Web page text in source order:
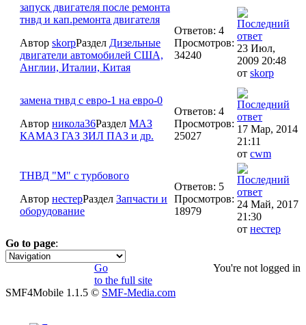
запуск двигателя после ремонта
тнвд и кап.ремонта двигателя
Автор skorpРаздел Дизельные
двигатели автомобилей США,
Англии, Италии, Китая
Ответов: 4
Просмотров:
34240
23 Июл,
2009 20:48
от skorp
замена тнвд с евро-1 на евро-0
Автор никола36Раздел МАЗ
КАМАЗ ГАЗ ЗИЛ ПАЗ и др.
Ответов: 4
Просмотров:
25027
17 Мар, 2014
21:11
от cwm
ТНВД "М" с турбового
Автор нестерРаздел Запчасти и
оборудование
Ответов: 5
Просмотров:
18979
24 Май, 2017
21:30
от нестер
Go to page:
1
You're not logged in
Go
to the full site
SMF4Mobile 1.1.5 © SMF-Media.com